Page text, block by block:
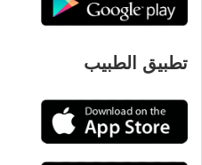
تطبيق الطبيب